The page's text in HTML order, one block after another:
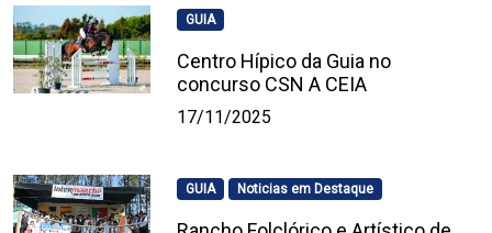
GUIA
Centro Hípico da Guia no
concurso CSN A CEIA
17/11/2025
GUIA Noticias em Destaque